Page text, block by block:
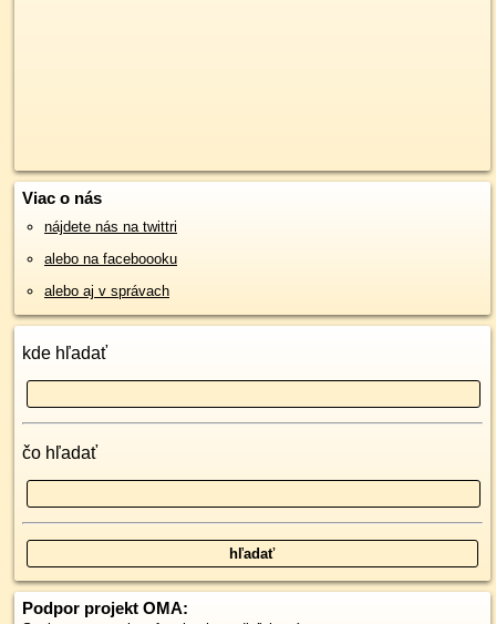
Viac o nás
nájdete nás na twittri
alebo na faceboooku
alebo aj v správach
kde hľadať
čo hľadať
Podpor projekt OMA: